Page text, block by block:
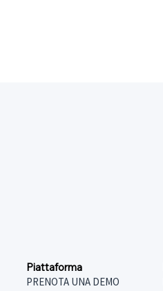
Piattaforma
PRENOTA UNA DEMO